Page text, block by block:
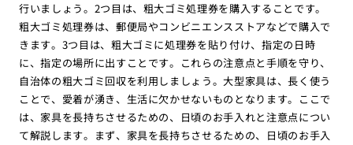
行いましょう。2つ目は、粗大ゴミ処理券を購入することです。
粗大ゴミ処理券は、郵便局やコンビニエンスストアなどで購入で
きます。3つ目は、粗大ゴミに処理券を貼り付け、指定の日時
に、指定の場所に出すことです。これらの注意点と手順を守り、
自治体の粗大ゴミ回収を利用しましょう。大型家具は、長く使う
ことで、愛着が湧き、生活に欠かせないものとなります。ここで
は、家具を長持ちさせるための、日頃のお手入れと注意点につい
て解説します。まず、家具を長持ちさせるための、日頃のお手入